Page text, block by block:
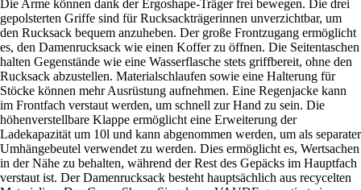
Die Arme können dank der Ergoshape-Träger frei bewegen. Die drei
gepolsterten Griffe sind für Rucksackträgerinnen unverzichtbar, um
den Rucksack bequem anzuheben. Der große Frontzugang ermöglicht
es, den Damenrucksack wie einen Koffer zu öffnen. Die Seitentaschen
halten Gegenstände wie eine Wasserflasche stets griffbereit, ohne den
Rucksack abzustellen. Materialschlaufen sowie eine Halterung für
Stöcke können mehr Ausrüstung aufnehmen. Eine Regenjacke kann
im Frontfach verstaut werden, um schnell zur Hand zu sein. Die
höhenverstellbare Klappe ermöglicht eine Erweiterung der
Ladekapazität um 10l und kann abgenommen werden, um als separater
Umhängebeutel verwendet zu werden. Dies ermöglicht es, Wertsachen
in der Nähe zu behalten, während der Rest des Gepäcks im Hauptfach
verstaut ist. Der Damenrucksack besteht hauptsächlich aus recycelten